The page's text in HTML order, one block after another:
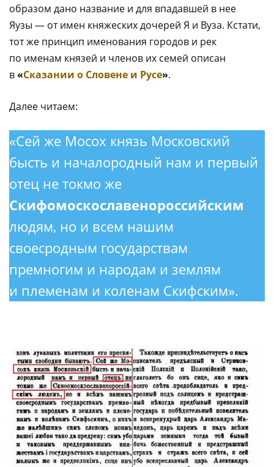
образом дано название и для впадавшей в нее
Яузы — от имен княжеских дочерей Я и Вуза. Кстати,
тот же принцип именования городов и рек
по именам князей и членов их семей описан
в«Сказании о Словене и Русе».
Далее читаем:
«Сей же Мосох князь Московский
бысть и началородный нам и первый
отец не токмо же
Скифомоскославенороссийским
людям, но и всем нашим
своесродным государствам
премногим и народам и землям
и племенам и коленам Скифским».